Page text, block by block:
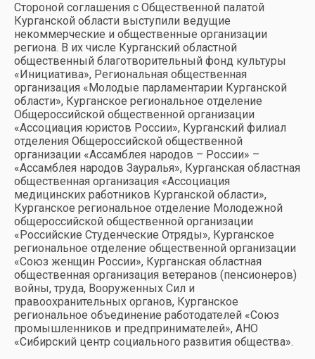
Стороной соглашения с Общественной палатой
Курганской области выступили ведущие
некоммерческие и общественные организации
региона. В их числе Курганский областной
общественный благотворительный фонд культуры
«Инициатива», Региональная общественная
организация «Молодые парламентарии Курганской
области», Курганское региональное отделение
Общероссийской общественной организации
«Ассоциация юристов России», Курганский филиал
отделения Общероссийской общественной
организации «Ассамблея народов – России» –
«Ассамблея народов Зауралья», Курганская областная
общественная организация «Ассоциация
медицинских работников Курганской области»,
Курганское региональное отделение Молодежной
общероссийской общественной организации
«Российские Студенческие Отряды», Курганское
региональное отделение общественной организации
«Союз женщин России», Курганская областная
общественная организация ветеранов (пенсионеров)
войны, труда, Вооруженных Сил и
правоохранительных органов, Курганское
региональное объединение работодателей «Союз
промышленников и предпринимателей», АНО
«Сибирский центр социального развития общества».